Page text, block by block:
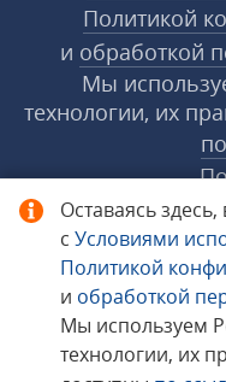
Оставаясь
с Условиями
Политикой
и обработкой
Мы используем
технологии, их
Политикой
и обработкой
Мы
технологии, их
© 1998−2026